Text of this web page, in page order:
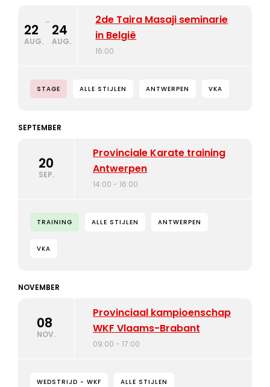
22
AUG.
- 24
AUG.
2de Taira Masaji seminarie
in België
16:00
STAGE ALLE STIJLEN ANTWERPEN VKA
SEPTEMBER
20
SEP.
Provinciale Karate training
Antwerpen
14:00 - 16:00
TRAINING ALLE STIJLEN ANTWERPEN
VKA
NOVEMBER
08
NOV.
Provinciaal kampioenschap
WKF Vlaams-Brabant
09:00 - 17:00
WEDSTRIJD - WKF ALLE STIJLEN